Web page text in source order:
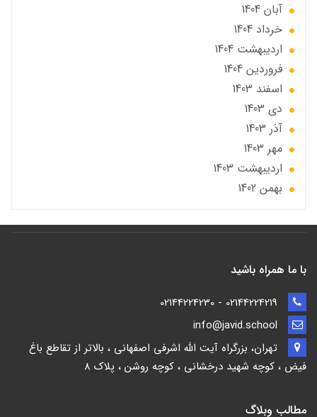
آبان 1404
خرداد 1404
ارديبهشت 1404
فروردین 1404
اسفند 1403
دی 1403
آذر 1403
مهر 1403
ارديبهشت 1403
بهمن 1402
با ما همراه باشید
تهران، بزرگراه آیت الله اشرفی اصفهانی ، بالاتر از تقاطع باغ
فیض ، کوچه شهید درخشانی ، کوچه روشن ، پلاک 8
مطالب وبلاگ